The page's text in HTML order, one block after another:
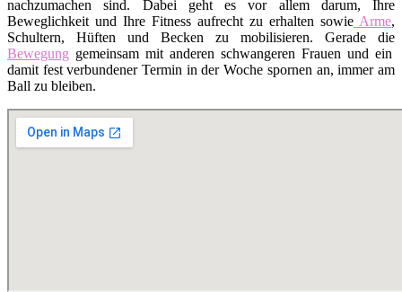
nachzumachen sind. Dabei geht es vor allem darum, Ihre
Beweglichkeit und Ihre Fitness aufrecht zu erhalten sowie Arme,
Schultern, Hüften und Becken zu mobilisieren. Gerade die
Bewegung gemeinsam mit anderen schwangeren Frauen und ein
damit fest verbundener Termin in der Woche spornen an, immer am
Ball zu bleiben.